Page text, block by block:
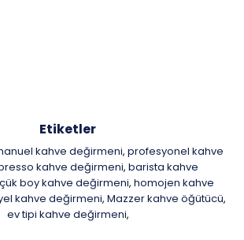
Etiketler
kahve değirmeni, profesyonel kahve
kahve değirmeni, barista kahve
boy kahve değirmeni, homojen kahve
kahve değirmeni, Mazzer kahve öğütücü,
ev tipi kahve değirmeni,